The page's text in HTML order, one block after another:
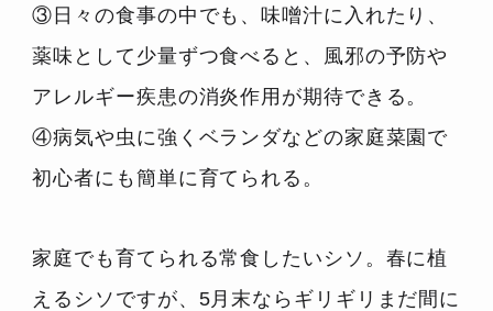
③日々の食事の中でも、味噌汁に入れたり、
薬味として少量ずつ食べると、風邪の予防や
アレルギー疾患の消炎作用が期待できる。
④病気や虫に強くベランダなどの家庭菜園で
初心者にも簡単に育てられる。
家庭でも育てられる常食したいシソ。春に植
えるシソですが、5月末ならギリギリまだ間に